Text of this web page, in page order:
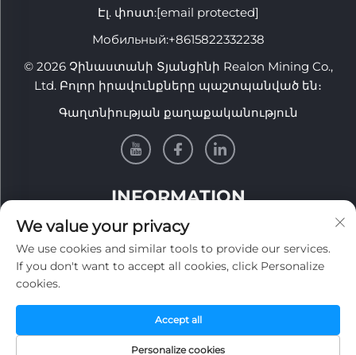
Էլ. փոստ:[email protected]
Мобильный:+8615822332238
© 2026 Չինաստանի Տյանցինի Realon Mining Co.,
Ltd. Բոլոր իրավունքները պաշտպանված են։
Գաղտնիության քաղաքականություն
INFORMATION
Գրանցվեք մեր շաբաթային լուսաբա댐 ստանալու
համար
Ուղարկել
We value your privacy
We use cookies and similar tools to provide our services.
If you don't want to accept all cookies, click Personalize
cookies.
Personalize cookies
Accept all